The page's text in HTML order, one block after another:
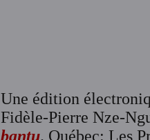
Une édition
Fidèle-Pierre Nze-
bantu. Québec: Les